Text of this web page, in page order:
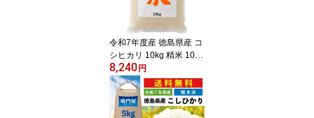
令和7年度産 徳島県産 コ
シヒカリ 10kg 精米 10
0% 冷めても美味しい お
弁当 食べ盛り ご飯 徳島
お米
8,240 円